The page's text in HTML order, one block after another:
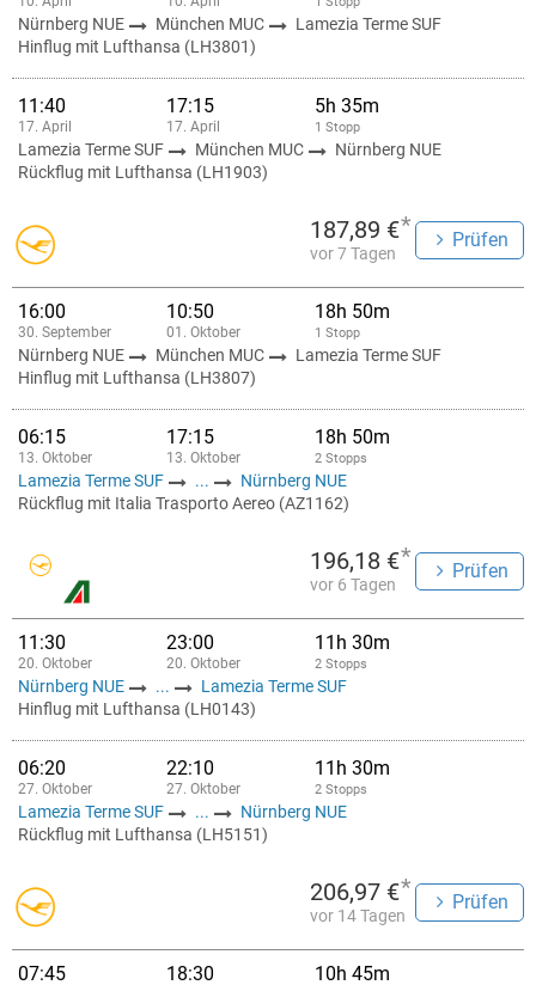
Nürnberg NUE München MUC
Lamezia Terme SUF
Hinflug mit Lufthansa (LH3801)
11:40
17. April
17:15
17. April
5h 35m
1 Stopp
Lamezia Terme SUF München MUC
Nürnberg NUE
Rückflug mit Lufthansa (LH1903)
187,89 €*
vor 7 Tagen
Prüfen
16:00
30. September
10:50
01. Oktober
18h 50m
1 Stopp
Nürnberg NUE München MUC
Lamezia Terme SUF
Hinflug mit Lufthansa (LH3807)
06:15
13. Oktober
17:15
13. Oktober
18h 50m
2 Stopps
Lamezia Terme SUF ...
Nürnberg NUE
Rückflug mit Italia Trasporto Aereo (AZ1162)
196,18 €*
vor 6 Tagen
Prüfen
11:30
20. Oktober
23:00
20. Oktober
11h 30m
2 Stopps
Nürnberg NUE ...
Lamezia Terme SUF
Hinflug mit Lufthansa (LH0143)
06:20
27. Oktober
22:10
27. Oktober
11h 30m
2 Stopps
Lamezia Terme SUF ...
Nürnberg NUE
Rückflug mit Lufthansa (LH5151)
206,97 €*
vor 14 Tagen
Prüfen
07:45 18:30 10h 45m